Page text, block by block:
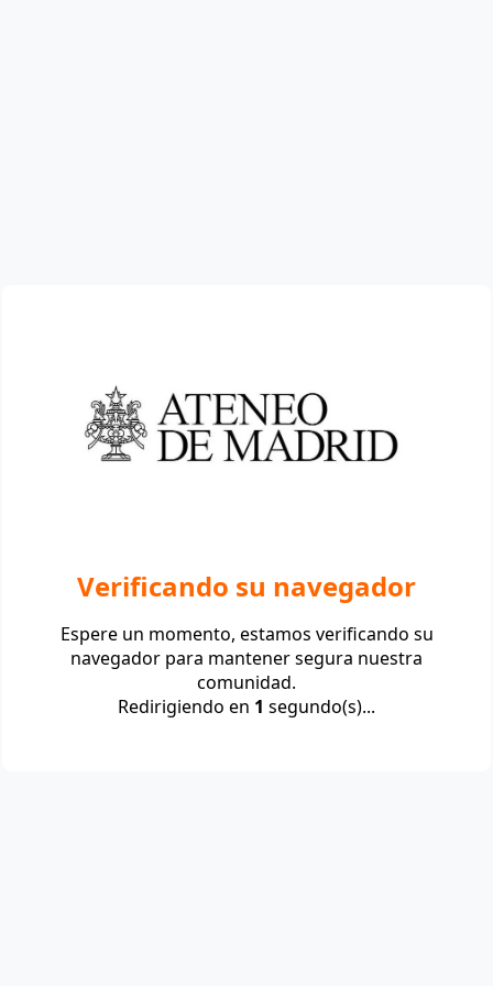
Verificando su navegador
Espere un momento, estamos verificando su
navegador para mantener segura nuestra
comunidad.
Redirigiendo en 1 segundo(s)...